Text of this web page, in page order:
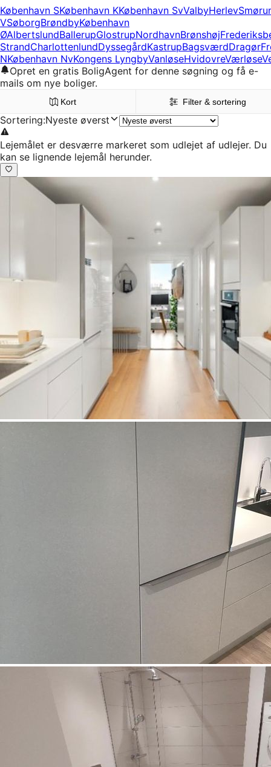
København SKøbenhavn KKøbenhavn SvValbyHerlev
VSøborgBrøndbyKøbenhavn
ØAlbertslundBallerupGlostrupNordhavnBrønshøj
StrandCharlottenlundDyssegårdKastrupBagsværdDragør
NKøbenhavn NvKongens LyngbyVanløseHvidovreVærløse
Opret en gratis BoligAgent for denne søgning og få e-
mails om nye boliger.
Kort Filter & sortering
Sortering:Nyeste øverst
Lejemålet er desværre markeret som udlejet af udlejer. Du
kan se lignende lejemål herunder.